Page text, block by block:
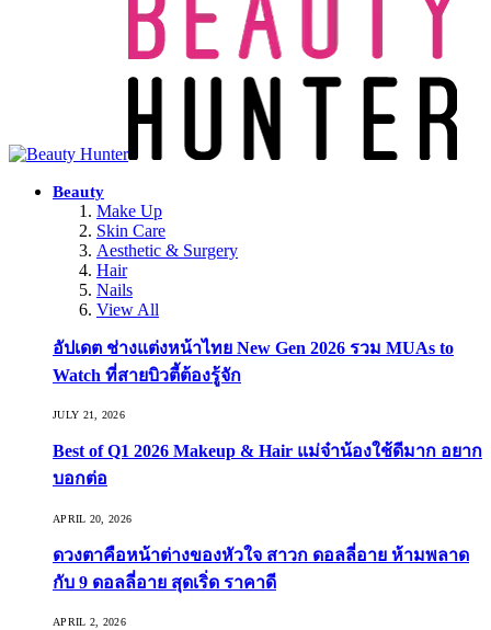
Beauty
Make Up
Skin Care
Aesthetic & Surgery
Hair
Nails
View All
อัปเดต ช่างแต่งหน้าไทย New Gen 2026 รวม MUAs to
Watch ที่สายบิวตี้ต้องรู้จัก
JULY 21, 2026
Best of Q1 2026 Makeup & Hair แม่จ๋าน้องใช้ดีมาก อยาก
บอกต่อ
APRIL 20, 2026
ดวงตาคือหน้าต่างของหัวใจ สาวก ดอลลี่อาย ห้ามพลาด
กับ 9 ดอลลี่อาย สุดเริ่ด ราคาดี
APRIL 2, 2026